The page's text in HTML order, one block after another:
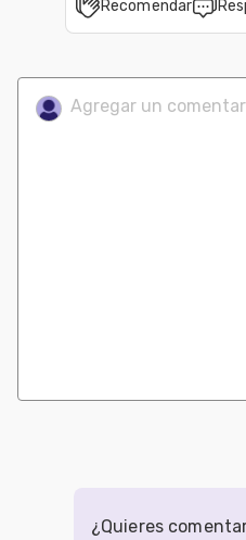
Recomendar
¿Quieres